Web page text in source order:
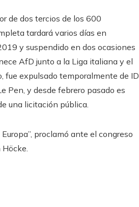
de dos tercios de los 600
tardará varios días en
y suspendido en dos ocasiones
AfD junto a la Liga italiana y el
fue expulsado temporalmente de ID
Pen, y desde febrero pasado es
una licitación pública.
proclamó ante el congreso